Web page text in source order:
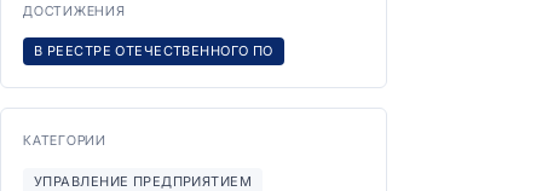
ДОСТИЖЕНИЯ
В РЕЕСТРЕ ОТЕЧЕСТВЕННОГО ПО
КАТЕГОРИИ
УПРАВЛЕНИЕ ПРЕДПРИЯТИЕМ